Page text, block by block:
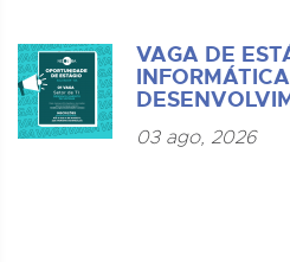
VAGA DE
03 ago, 2026